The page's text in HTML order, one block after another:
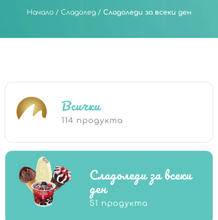
Начало/ Сладолед/ Сладоледи за всеки ден
Всички
114 продукта
Сладоледи за всеки
ден
51 продукта